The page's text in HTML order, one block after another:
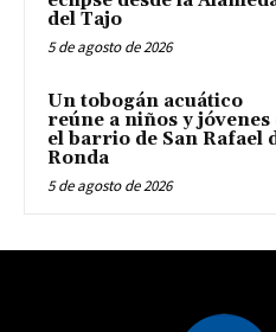
del Tajo
5 de agosto de 2026
Un tobogán acuático
reúne a niños y jóvenes
el barrio de San Rafael
Ronda
5 de agosto de 2026